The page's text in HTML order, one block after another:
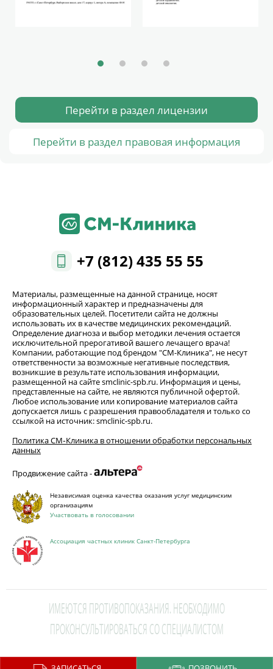
Перейти в раздел лицензии
Перейти в раздел правовая информация
+7 (812) 435 55 55
Материалы, размещенные на данной странице, носят
информационный характер и предназначены для
образовательных целей. Посетители сайта не должны
использовать их в качестве медицинских рекомендаций.
Определение диагноза и выбор методики лечения остается
исключительной прерогативой вашего лечащего врача!
Компании, работающие под брендом "СМ-Клиника", не несут
ответственности за возможные негативные последствия,
возникшие в результате использования информации,
размещенной на сайте smclinic-spb.ru. Информация и цены,
представленные на сайте, не являются публичной офертой.
Любое использование или копирование материалов сайта
допускается лишь с разрешения правообладателя и только со
ссылкой на источник: smclinic-spb.ru.
Политика СМ‑Клиника в отношении обработки персональных
данных
Продвижение сайта -
Независимая оценка качества оказания услуг медицинским
организациям
Участвовать в голосовании
Ассоциация частных клиник Санкт-Петербурга
ИМЕЮТСЯ ПРОТИВОПОКАЗАНИЯ. НЕОБХОДИМО
ПРОКОНСУЛЬТИРОВАТЬСЯ СО СПЕЦИАЛИСТОМ
This site is protected by reCAPTCHA and the Google